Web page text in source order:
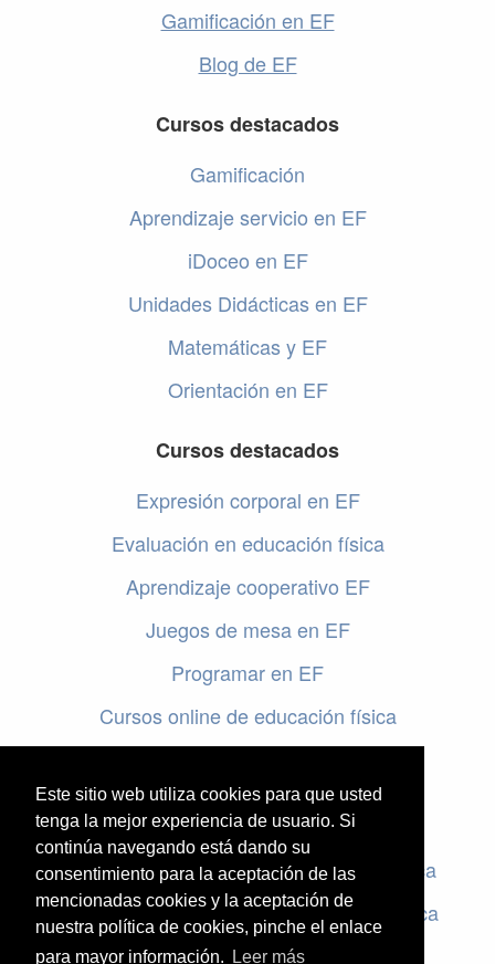
Este sitio web utiliza cookies para que usted
tenga la mejor experiencia de usuario. Si
continúa navegando está dando su
consentimiento para la aceptación de las
mencionadas cookies y la aceptación de
nuestra política de cookies, pinche el enlace
para mayor información.
Leer más
Gamificación en EF
Blog de EF
Cursos destacados
Gamificación
Aprendizaje servicio en EF
iDoceo en EF
Unidades Didácticas en EF
Matemáticas y EF
Orientación en EF
Cursos destacados
Expresión corporal en EF
Evaluación en educación física
Aprendizaje cooperativo EF
Juegos de mesa en EF
Programar en EF
Cursos online de educación física
Evaluación en educación física
Criterios de evaluación en educación física
Rúbricas de evaluación en educación física